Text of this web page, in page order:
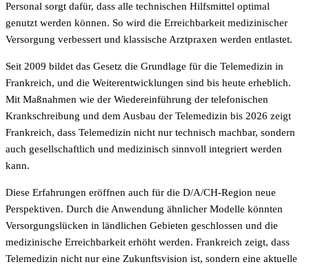
Personal sorgt dafür, dass alle technischen Hilfsmittel optimal
genutzt werden können. So wird die Erreichbarkeit medizinischer
Versorgung verbessert und klassische Arztpraxen werden entlastet.
Seit 2009 bildet das Gesetz die Grundlage für die Telemedizin in
Frankreich, und die Weiterentwicklungen sind bis heute erheblich.
Mit Maßnahmen wie der Wiedereinführung der telefonischen
Krankschreibung und dem Ausbau der Telemedizin bis 2026 zeigt
Frankreich, dass Telemedizin nicht nur technisch machbar, sondern
auch gesellschaftlich und medizinisch sinnvoll integriert werden
kann.
Diese Erfahrungen eröffnen auch für die D/A/CH-Region neue
Perspektiven. Durch die Anwendung ähnlicher Modelle könnten
Versorgungslücken in ländlichen Gebieten geschlossen und die
medizinische Erreichbarkeit erhöht werden. Frankreich zeigt, dass
Telemedizin nicht nur eine Zukunftsvision ist, sondern eine aktuelle